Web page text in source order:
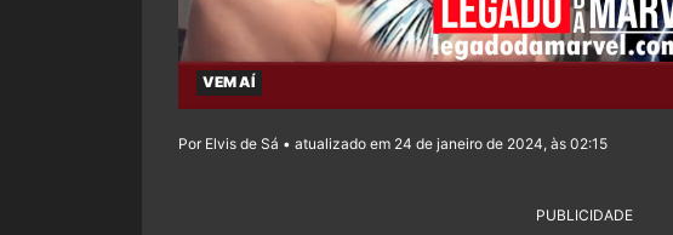
VEM AÍ
Por Elvis de Sá • atualizado em 24 de janeiro de 2024, às 02:15
PUBLICIDADE